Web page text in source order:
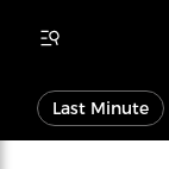
Last Minute